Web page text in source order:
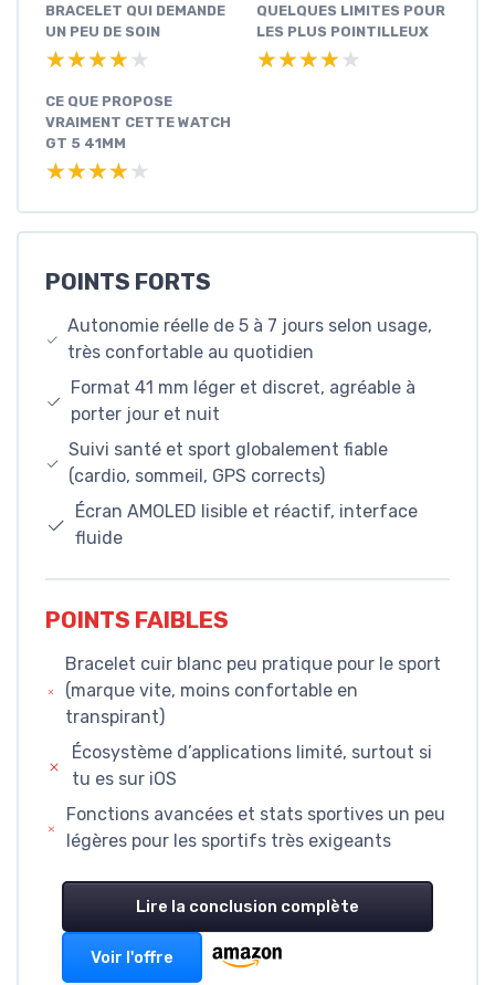
BRACELET QUI DEMANDE
UN PEU DE SOIN
★★★★★
★★★★★
QUELQUES LIMITES POUR
LES PLUS POINTILLEUX
★★★★★
★★★★★
CE QUE PROPOSE
VRAIMENT CETTE WATCH
GT 5 41MM
★★★★★
★★★★★
POINTS FORTS
Autonomie réelle de 5 à 7 jours selon usage,
très confortable au quotidien
Format 41 mm léger et discret, agréable à
porter jour et nuit
Suivi santé et sport globalement fiable
(cardio, sommeil, GPS corrects)
Écran AMOLED lisible et réactif, interface
fluide
POINTS FAIBLES
Bracelet cuir blanc peu pratique pour le sport
(marque vite, moins confortable en
transpirant)
Écosystème d’applications limité, surtout si
tu es sur iOS
Fonctions avancées et stats sportives un peu
légères pour les sportifs très exigeants
Lire la conclusion complète
Voir l'offre